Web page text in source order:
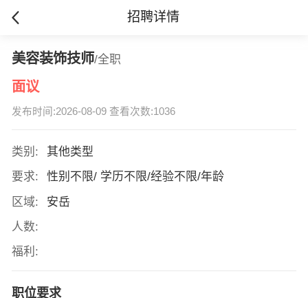
招聘详情
美容装饰技师/全职
面议
发布时间:2026-08-09 查看次数:1036
类别:
其他类型
要求:
性别不限/ 学历不限/经验不限/年龄
区域:
安岳
人数:
福利:
职位要求